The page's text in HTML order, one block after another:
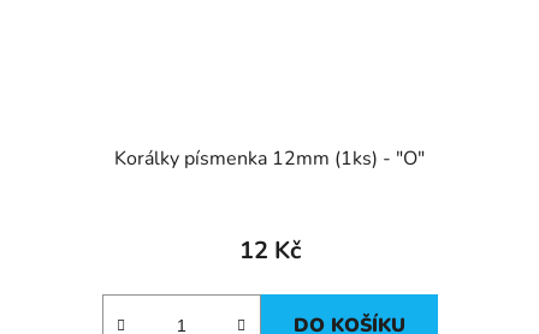
Korálky písmenka 12mm (1ks) - "O"
12 Kč
DO KOŠÍKU